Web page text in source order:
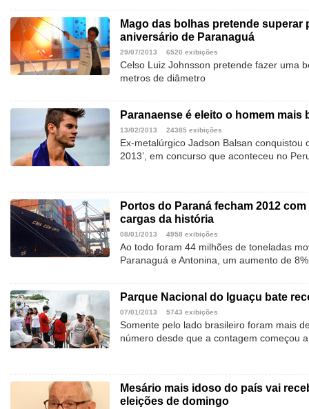
Mago das bolhas pretende
aniversário de Paranaguá
29/07/2013 6520 exibições
Celso Luiz Johnsson pretende fazer uma
metros de diâmetro
Paranaense é eleito o homem
13/02/2013 24385 exibições
Ex-metalúrgico Jadson Balsan conquistou
2013’, em concurso que aconteceu no
Portos do Paraná fecham 2012
cargas da história
08/01/2013 4958 exibições
Ao todo foram 44 milhões de toneladas
Paranaguá e Antonina, um aumento de
Parque Nacional do Iguaçu bate
07/01/2013 5743 exibições
Somente pelo lado brasileiro foram mais
número desde que a contagem começou
Mesário mais idoso do país vai
eleições de domingo